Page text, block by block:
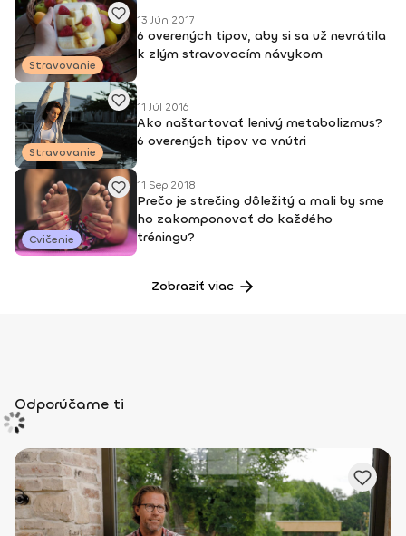
Stravovanie
13 Jún 2017
6 overených tipov, aby si sa už nevrátila
k zlým stravovacím návykom
Stravovanie
11 Júl 2016
Ako naštartovať lenivý metabolizmus?
6 overených tipov vo vnútri
Cvičenie
11 Sep 2018
Prečo je strečing dôležitý a mali by sme
ho zakomponovať do každého
tréningu?
Zobraziť viac
Odporúčame ti